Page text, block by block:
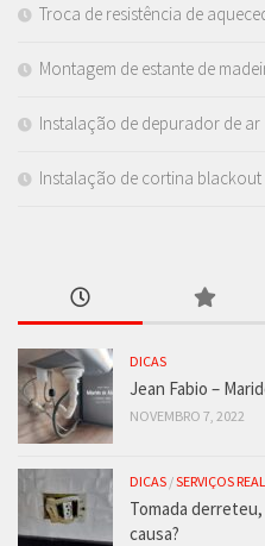
Troca de resistência de
Montagem de estante de
Instalação de depurador de ar
Instalação de cortina blackout
DICAS
Jean Fabio –
NOVEMBRO 7, 2022
DICAS /SERVIÇOS
Tomada
causa?